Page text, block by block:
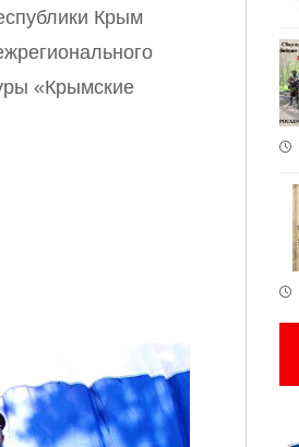
Крым
«Крымские